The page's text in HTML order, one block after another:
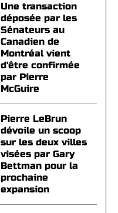
Une transaction
déposée par les
Sénateurs au
Canadien de
Montréal vient
d'être confirmée
par Pierre
McGuire
Pierre LeBrun
dévoile un scoop
sur les deux villes
visées par Gary
Bettman pour la
prochaine
expansion